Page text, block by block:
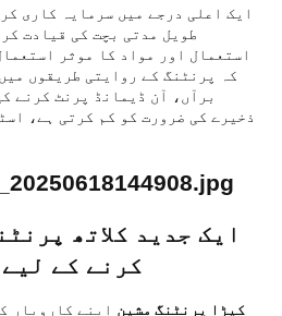
ایک اعلی درجے میں سرمایہ کاری
طویل مدتی بچت کی قیادت
استعمال اور مواد کا موثر
کہ پرنٹنگ کے روایتی طریقوں
برآں، آن ڈیمانڈ پرنٹ کرنے
ذخیرے کی ضرورت کو کم کرتی ہے،
ایک جدید کلاتھ
کرنے کے
کپڑا پرنٹنگ مشین اپنے کاروبار